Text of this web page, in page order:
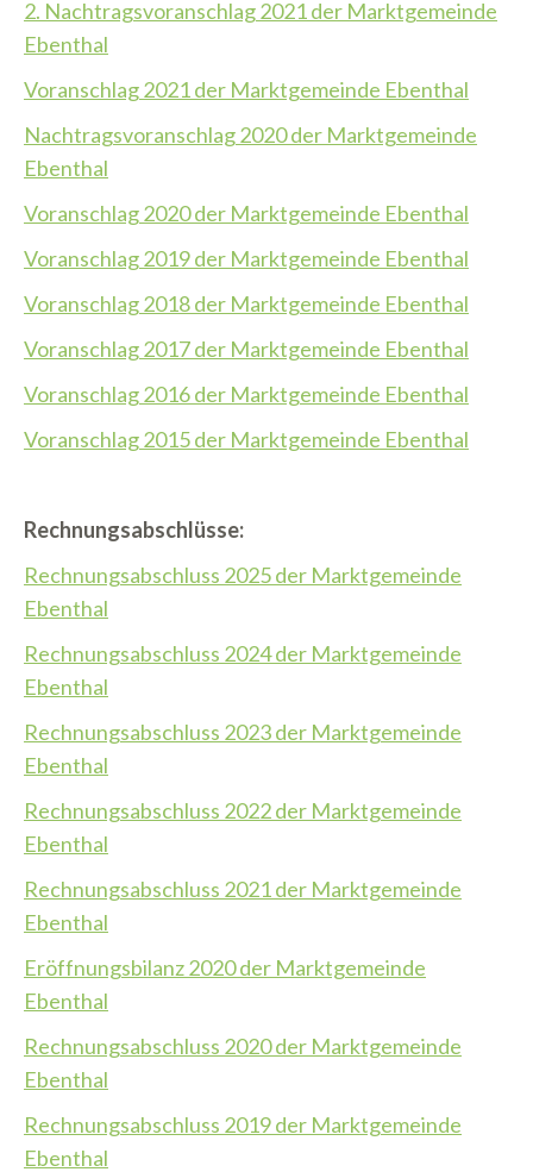
2. Nachtragsvoranschlag 2021 der Marktgemeinde
Ebenthal
Voranschlag 2021 der Marktgemeinde Ebenthal
Nachtragsvoranschlag 2020 der Marktgemeinde
Ebenthal
Voranschlag 2020 der Marktgemeinde Ebenthal
Voranschlag 2019 der Marktgemeinde Ebenthal
Voranschlag 2018 der Marktgemeinde Ebenthal
Voranschlag 2017 der Marktgemeinde Ebenthal
Voranschlag 2016 der Marktgemeinde Ebenthal
Voranschlag 2015 der Marktgemeinde Ebenthal
Rechnungsabschlüsse:
Rechnungsabschluss 2025 der Marktgemeinde
Ebenthal
Rechnungsabschluss 2024 der Marktgemeinde
Ebenthal
Rechnungsabschluss 2023 der Marktgemeinde
Ebenthal
Rechnungsabschluss 2022 der Marktgemeinde
Ebenthal
Rechnungsabschluss 2021 der Marktgemeinde
Ebenthal
Eröffnungsbilanz 2020 der Marktgemeinde
Ebenthal
Rechnungsabschluss 2020 der Marktgemeinde
Ebenthal
Rechnungsabschluss 2019 der Marktgemeinde
Ebenthal